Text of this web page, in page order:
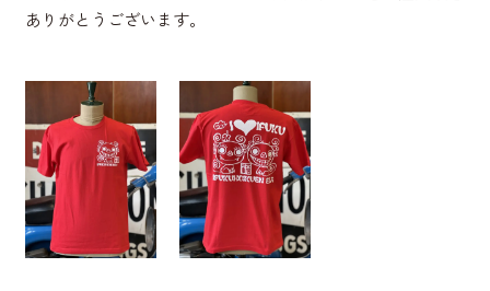
ありがとうございます。